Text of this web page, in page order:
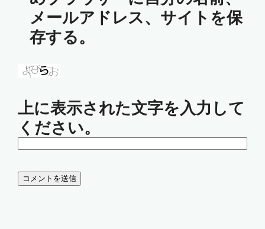
メールアドレス、サイトを保
存する。
上に表示された文字を入力して
ください。